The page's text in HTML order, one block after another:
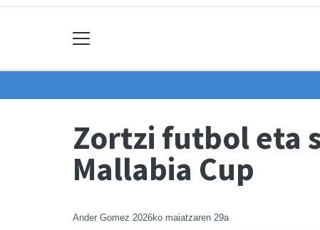
Zortzi futbol eta
Mallabia Cup
Ander Gomez 2026ko maiatzaren 29a